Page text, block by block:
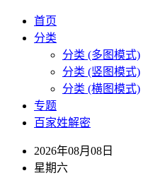
首页
分类
分类 (多图模式)
分类 (竖图模式)
分类 (横图模式)
专题
百家姓解密
2026年08月08日
星期六